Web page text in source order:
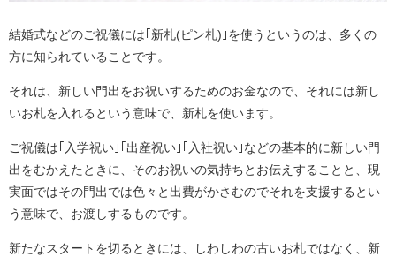
結婚式などのご祝儀には｢新札(ピン札)｣を使うというのは、多くの
方に知られていることです。
それは、新しい門出をお祝いするためのお金なので、それには新し
いお札を入れるという意味で、新札を使います。
ご祝儀は｢入学祝い｣｢出産祝い｣｢入社祝い｣などの基本的に新しい門
出をむかえたときに、そのお祝いの気持ちとお伝えすることと、現
実面ではその門出では色々と出費がかさむのでそれを支援するとい
う意味で、お渡しするものです。
新たなスタートを切るときには、しわしわの古いお札ではなく、新